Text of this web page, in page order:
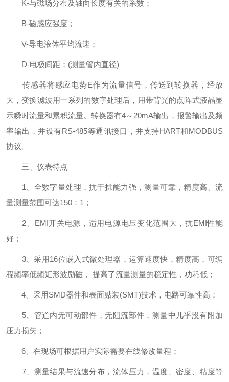
K-与磁场分布及轴向长度有关的系数；
B-磁感应强度；
V-导电液体平均流速；
D-电极间距；(测量管内直径)
传感器将感应电势E作为流量信号，传送到转换器，经放
大，变换滤波用一系列的数字处理后，用带背光的点阵式液晶显
示瞬时流量和累积流量。转换器有4～20mA输出，报警输出及频
率输出，并设有RS-485等通讯接口，并支持HART和MODBUS
协议。
三、仪表特点
1、全数字量处理，抗干扰能力强，测量可靠，精度高、流
量测量范围可达150：1；
2、EMI开关电源，适用电源电压变化范围大，抗EMI性能
好；
3、采用16位嵌入式微处理器，运算速度快，精度高，可编
程频率低频矩形波励磁， 提高了流量测量的稳定性，功耗低；
4、采用SMD器件和表面贴装(SMT)技术，电路可靠性高；
5、管道内无可动部件，无阻流部件，测量中几乎没有附加
压力损失；
6、在现场可根据用户实际需要在线修改量程；
7、测量结果与流速分布，流体压力，温度、密度、粘度等